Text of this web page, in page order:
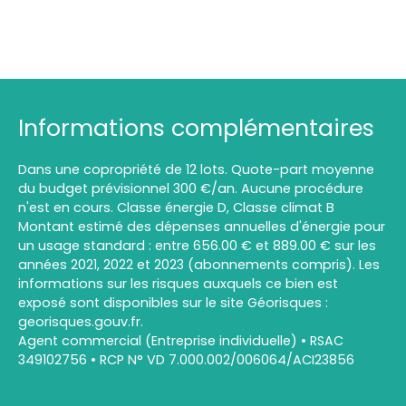
Informations complémentaires
Dans une copropriété de 12 lots. Quote-part moyenne
du budget prévisionnel 300 €/an. Aucune procédure
n'est en cours. Classe énergie D, Classe climat B
Montant estimé des dépenses annuelles d'énergie pour
un usage standard : entre 656.00 € et 889.00 € sur les
années 2021, 2022 et 2023 (abonnements compris). Les
informations sur les risques auxquels ce bien est
exposé sont disponibles sur le site Géorisques :
georisques.gouv.fr.
Agent commercial (Entreprise individuelle) • RSAC
349102756 • RCP N° VD 7.000.002/006064/ACI23856